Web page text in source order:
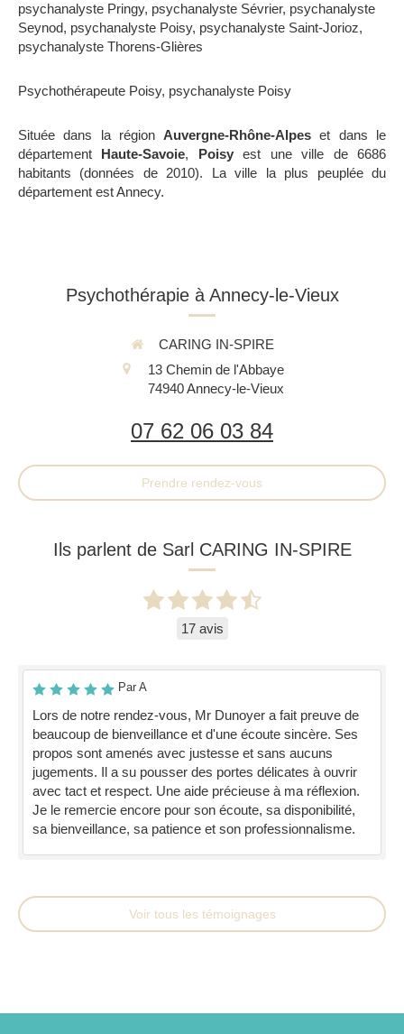
psychanalyste Pringy, psychanalyste Sévrier, psychanalyste
Seynod, psychanalyste Poisy, psychanalyste Saint-Jorioz,
psychanalyste Thorens-Glières
Psychothérapeute Poisy, psychanalyste Poisy
Située dans la régionAuvergne-Rhône-Alpes et dans le
département Haute-Savoie, Poisyest une ville de 6686
habitants (données de 2010). La ville la plus peuplée du
département est Annecy.
Psychothérapie à Annecy-le-Vieux
CARING IN-SPIRE
13 Chemin de l'Abbaye
74940Annecy-le-Vieux
07 62 06 03 84
Prendre rendez-vous
Ils parlent de Sarl CARING IN-SPIRE
17 avis
Par A
Lors de notre rendez-vous, Mr Dunoyer a fait preuve de
beaucoup de bienveillance et d'une écoute sincère. Ses
propos sont amenés avec justesse et sans aucuns
jugements. Il a su pousser des portes délicates à ouvrir
avec tact et respect. Une aide précieuse à ma réflexion.
Je le remercie encore pour son écoute, sa disponibilité,
sa bienveillance, sa patience et son professionnalisme.
Voir tous les témoignages